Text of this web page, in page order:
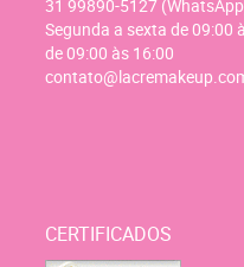
31 99890-5127
Segunda a sexta de 09:00
de 09:00 às 16:00
CERTIFICADOS